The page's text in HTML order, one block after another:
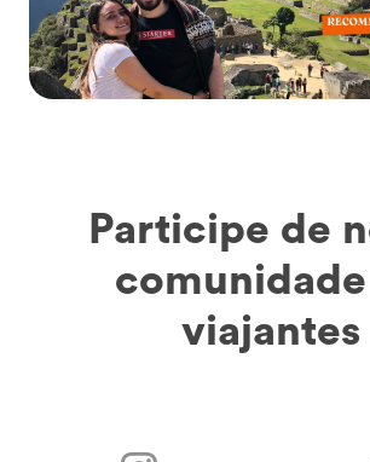
Participe de
viajantes